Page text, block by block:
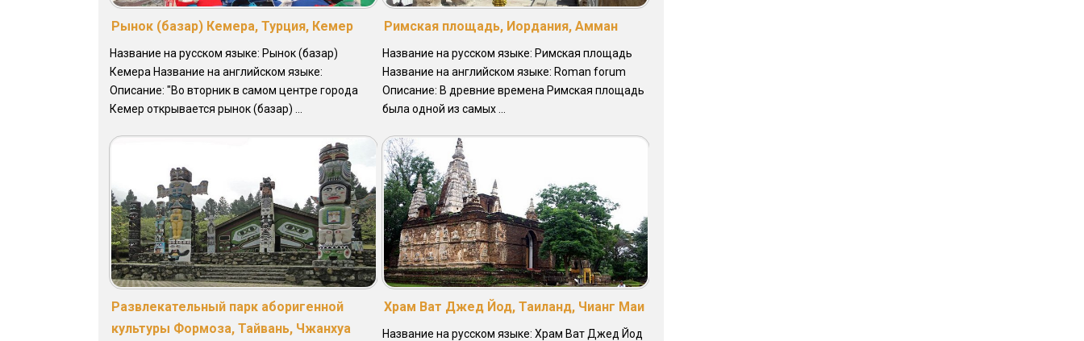
Рынок (базар) Кемера, Турция, Кемер
Название на русском языке: Рынок (базар)
Кемера Название на английском языке:
Описание: "Во вторник в самом центре города
Кемер открывается рынок (базар) ...
Римская площадь, Иордания, Амман
Название на русском языке: Римская площадь
Название на английском языке: Roman forum
Описание: В древние времена Римская площадь
была одной из самых ...
Развлекательный парк аборигенной
культуры Формоза, Тайвань, Чжанхуа
Храм Ват Джед Йод, Таиланд, Чианг Маи
Название на русском языке: Храм Ват Джед Йод